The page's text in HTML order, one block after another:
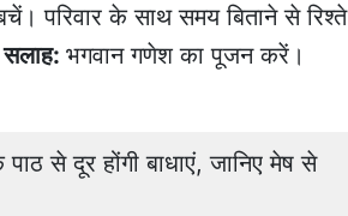
परिवार के साथ समय बिताने से रिश्ते
भगवान गणेश का पूजन करें।
से दूर होंगी बाधाएं, जानिए मेष से